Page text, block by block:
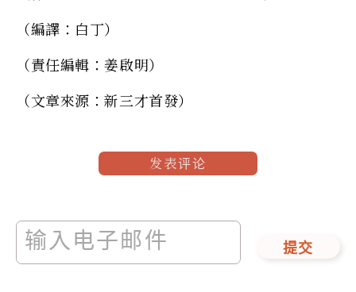
（編譯：白丁）
（責任編輯：姜啟明）
（文章來源：新三才首發）
发表评论
提交